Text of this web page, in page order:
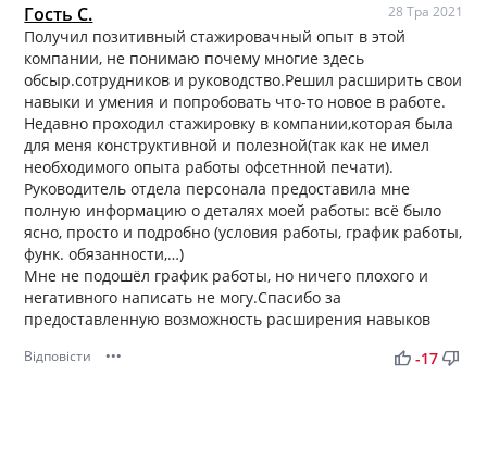
Гость С. 28 Тра 2021
Получил позитивный стажировачный опыт в этой
компании, не понимаю почему многие здесь
обсыр.сотрудников и руководство.Решил расширить свои
навыки и умения и попробовать что-то новое в работе.
Недавно проходил стажировку в компании,которая была
для меня конструктивной и полезной(так как не имел
необходимого опыта работы офсетнной печати).
Руководитель отдела персонала предоставила мне
полную информацию о деталях моей работы: всё было
ясно, просто и подробно (условия работы, график работы,
функ. обязанности,…)
Мне не подошёл график работы, но ничего плохого и
негативного написать не могу.Спасибо за
предоставленную возможность расширения навыков
Відповісти ••• thumb_up thumb_down
-17